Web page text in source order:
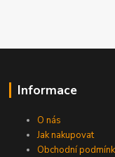
Informace
O nás
Jak nakupovat
Obchodní